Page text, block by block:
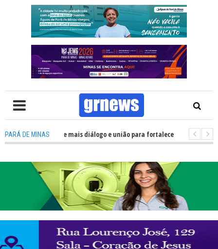
PARÁ DE MINAS
Política precisa de mais diálogo e união para fortalecer Minas e Pará de